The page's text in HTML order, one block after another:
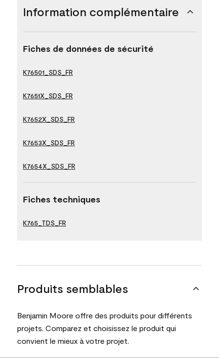
Information complémentaire
Fiches de données de sécurité
K76501_SDS_FR
K7651X_SDS_FR
K7652X_SDS_FR
K7653X_SDS_FR
K7654X_SDS_FR
Fiches techniques
K765_TDS_FR
Produits semblables
Benjamin Moore offre des produits pour différents
projets. Comparez et choisissez le produit qui
convient le mieux à votre projet.